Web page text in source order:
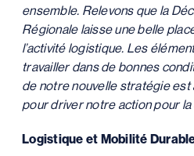
ensemble. Relevons que la
Régionale laisse une belle
l’activité logistique. Les
travailler dans de bonnes
de notre nouvelle stratégie est
pour driver notre action pour
Logistique et Mobilité